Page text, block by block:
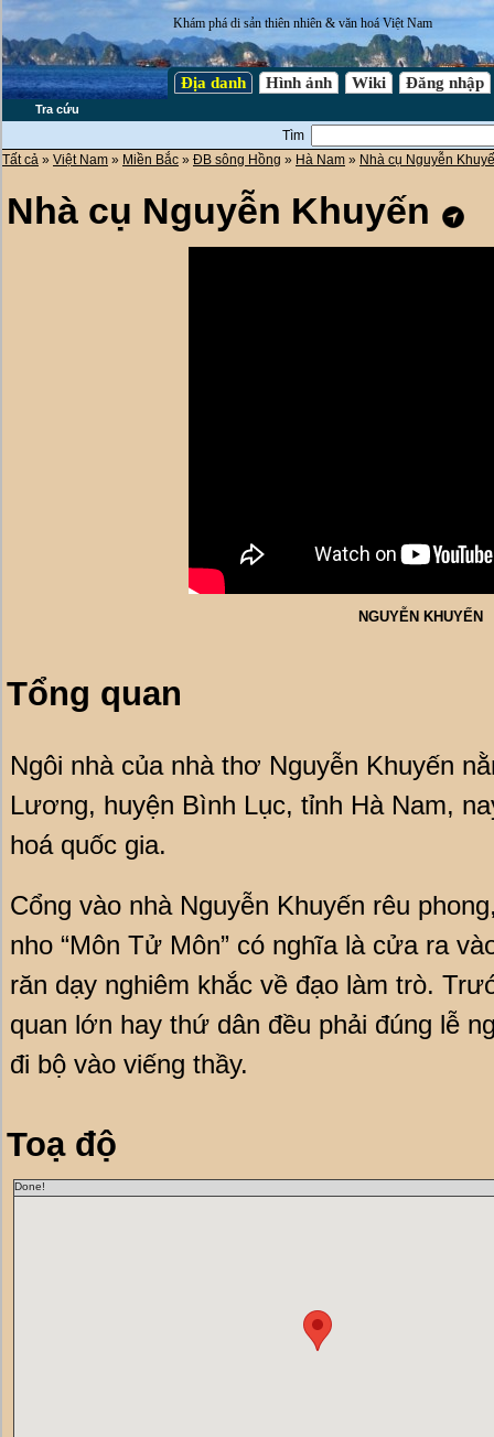
Khám phá di sản thiên nhiên & văn hoá Việt Nam
Địa danh Hình ảnh Wiki Đăng nhập
Tra cứu
Tìm
Tất cả » Việt Nam » Miền Bắc » ĐB sông Hồng » Hà Nam » Nhà cụ Nguyễn
Nhà cụ Nguyễn Khuyến
NGUYỄN KHUYẾN
Tổng quan
Ngôi nhà của nhà thơ Nguyễn Khuyến
Lương, huyện Bình Lục, tỉnh Hà Nam,
hoá quốc gia.
Cổng vào nhà Nguyễn Khuyến rêu
nho “Môn Tử Môn” có nghĩa là cửa ra
răn dạy nghiêm khắc về đạo làm trò.
quan lớn hay thứ dân đều phải đúng lễ
đi bộ vào viếng thầy.
Toạ độ
Done!